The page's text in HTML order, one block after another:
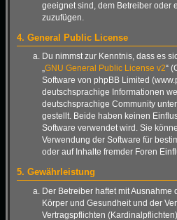
geeignet sind, dem Betreiber oder
zuzufügen.
4. General Public License
Du nimmst zur Kenntnis, dass es
„GNU General Public License v2“
Software von phpBB Limited
deutschsprachige Informationen
deutschsprachige Community
gestellt. Beide haben keinen
Software verwendet wird. Sie
Verwendung der Software für
oder auf Inhalte fremder Foren
5. Gewährleistung
Der Betreiber haftet mit Ausnahme
Körper und Gesundheit und der
Vertragspflichten